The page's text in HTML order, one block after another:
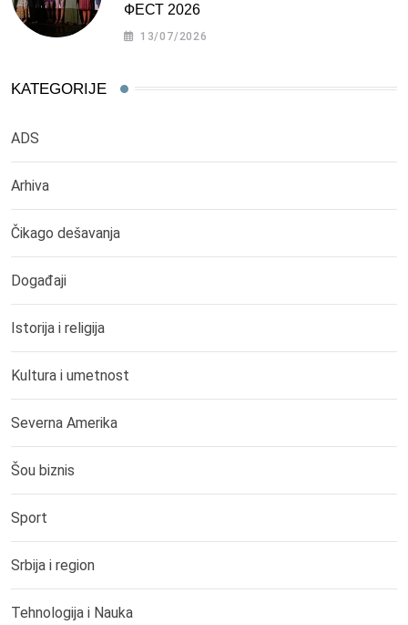
ФЕСТ 2026
13/07/2026
KATEGORIJE
ADS
Arhiva
Čikago dešavanja
Događaji
Istorija i religija
Kultura i umetnost
Severna Amerika
Šou biznis
Sport
Srbija i region
Tehnologija i Nauka